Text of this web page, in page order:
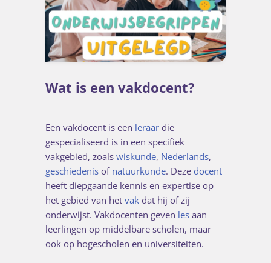
Wat is een vakdocent?
Een vakdocent is een leraar die
gespecialiseerd is in een specifiek
vakgebied, zoals wiskunde, Nederlands,
geschiedenis of natuurkunde. Deze docent
heeft diepgaande kennis en expertise op
het gebied van het vak dat hij of zij
onderwijst. Vakdocenten geven les aan
leerlingen op middelbare scholen, maar
ook op hogescholen en universiteiten.